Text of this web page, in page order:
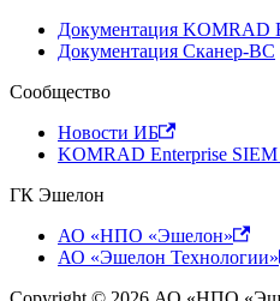
Документация KOMRAD
Документация Сканер-ВС
Сообщество
Новости ИБ
KOMRAD Enterprise SIEM
ГК Эшелон
АО «НПО «Эшелон»
АО «Эшелон Технологии»